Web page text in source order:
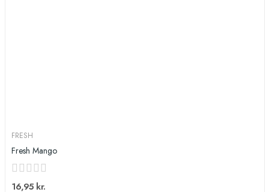
FRESH
Fresh Mango
16,95 kr.